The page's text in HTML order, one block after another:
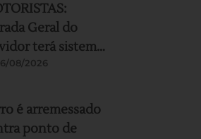
Geral do
terá sistema
e pare” durante
nesta
e sábado
08/2026
é arremessado
ponto de